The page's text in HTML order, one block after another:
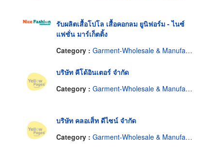
รับผลิตเสื้อโปโล เสื้อคอกลม ยูนิฟอร์ม - ไนซ์
แฟชั่น มาร์เก็ตติ้ง
Category : Garment-Wholesale & Manufacturers
บริษัท คีโด้อินเตอร์ จำกัด
Category : Garment-Wholesale & Manufacturers
บริษัท คลอเส็ท ดีไซน์ จำกัด
Category : Garment-Wholesale & Manufacturers